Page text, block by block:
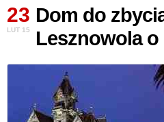
23
LUT 15
Dom do
Lesznowola o